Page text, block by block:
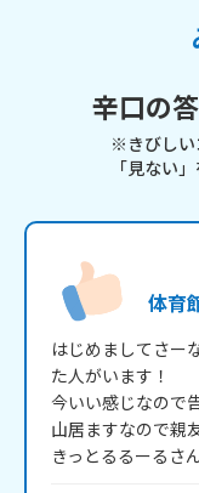
辛口の
※きびしい
「見ない
体育
はじめましてさー
た人がいます！
今いい感じなので
山居ますなので親